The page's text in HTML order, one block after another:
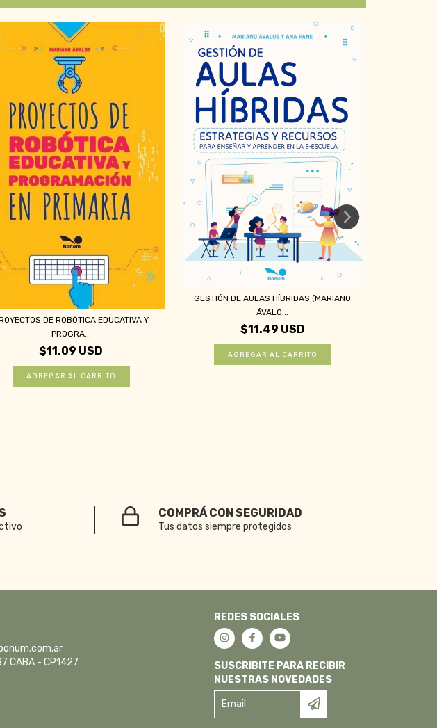
DE ROBÓTICA EDUCATIVA Y
PROGRA...
$11.09 USD
GESTIÓN DE AULAS HÍBRIDAS (MARIANO
ÁVALO...
$11.49 USD
COMPRÁ CON SEGURIDAD
Tus datos siempre protegidos
CABA - CP1427
REDES SOCIALES
SUSCRIBITE PARA RECIBIR
NUESTRAS NOVEDADES